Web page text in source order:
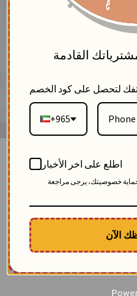
فنية مشجرة تزين الكتفين والأكمام
طويلة محتشمة، ليكون من أجمل قمصان
القادمة
لتحصل على كود الخصم
+965
اطلع على اخر الأخبار
خصوصيتك، يرجى مراجعة
الآن